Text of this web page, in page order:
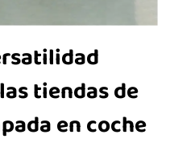
tiendas de
en coche